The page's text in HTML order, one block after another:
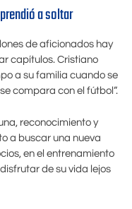
a soltar
de aficionados hay
capítulos. Cristiano
a su familia cuando se
compara con el fútbol”.
reconocimiento y
a buscar una nueva
en el entrenamiento
de su vida lejos